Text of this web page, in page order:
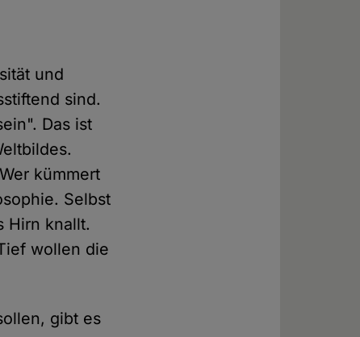
und
sind.
Das ist
kümmert
Selbst
Hirn knallt.
wollen die
gibt es